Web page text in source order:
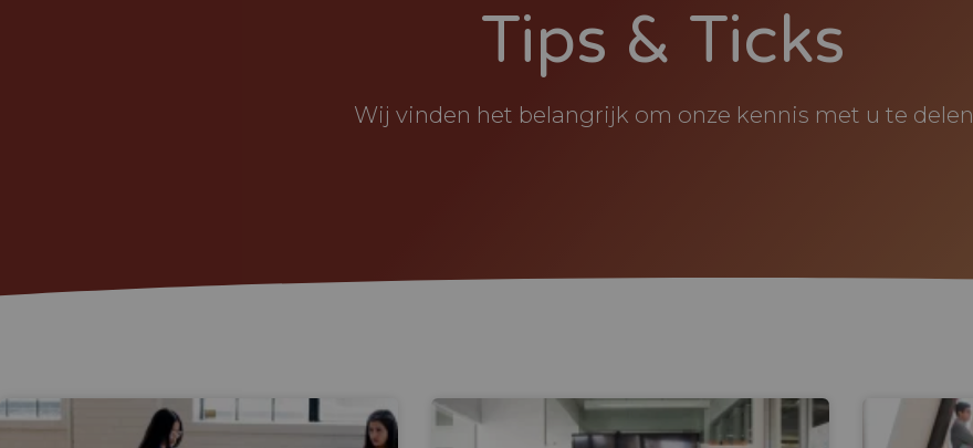
Tips & Ticks
Wij vinden het belangrijk om onze kennis met u te delen